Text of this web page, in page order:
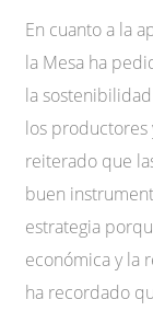
En cuanto a la
la Mesa ha
la
los productores
reiterado que
buen
estrategia
económica y la
ha recordado